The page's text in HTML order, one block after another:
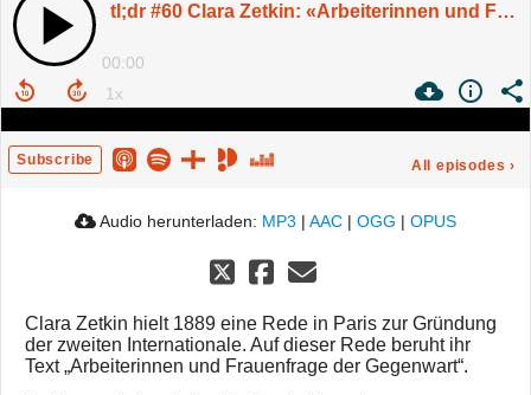
tl;dr #60 Clara Zetkin: «Arbeiterinnen und Frauenfrage» | Mit Christina Engelmann
00:00
Subscribe All episodes ›
Audio herunterladen: MP3 | AAC | OGG | OPUS
Clara Zetkin hielt 1889 eine Rede in Paris zur Gründung
der zweiten Internationale. Auf dieser Rede beruht ihr
Text „Arbeiterinnen und Frauenfrage der Gegenwart“.